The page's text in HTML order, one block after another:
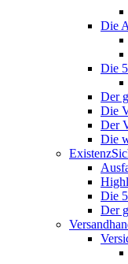
Die
Die
Der
Die
Der
Die
Die
Der